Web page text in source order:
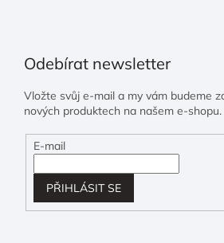
Odebírat newsletter
Vložte svůj e-mail a my vám budeme
nových produktech na našem e-shopu.
E-mail
PŘIHLÁSIT SE